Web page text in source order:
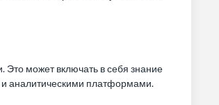
может включать в себя знание
и аналитическими платформами.